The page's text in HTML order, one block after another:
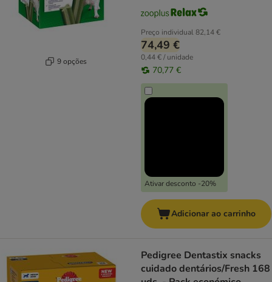
9 opções
Preço individual82,14 €
74,49 €
0,44 € / unidade
70,77 €
Ativar desconto -20%
Adicionar ao carrinho
Pedigree Dentastix snacks
cuidado dentários/Fresh 168